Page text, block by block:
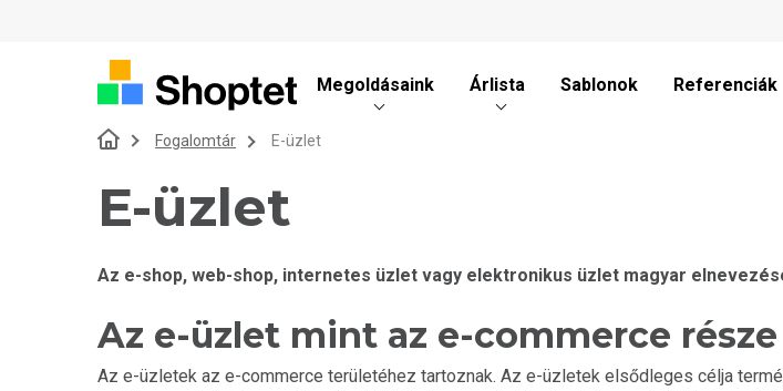
Megoldásaink Árlista Sablonok Referenciák
Fogalomtár E-üzlet
E-üzlet
Az e-shop, web-shop, internetes üzlet vagy elektronikus üzlet magyar
Az e-üzlet mint az e-commerce része
Az e-üzletek az e-commerce területéhez tartoznak. Az e-üzletek elsődleges célja